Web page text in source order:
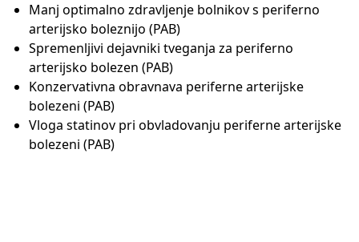
Manj optimalno zdravljenje bolnikov s periferno
arterijsko boleznijo (PAB)
Spremenljivi dejavniki tveganja za periferno
arterijsko bolezen (PAB)
Konzervativna obravnava periferne arterijske
bolezeni (PAB)
Vloga statinov pri obvladovanju periferne arterijske
bolezeni (PAB)